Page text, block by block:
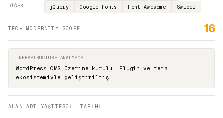
DIĞER jQuery Google Fonts Font Awesome Swiper
TECH MODERNITY SCORE 16
INFRASTRUCTURE ANALYSIS
WordPress CMS üzerine kurulu. Plugin ve tema
ekosistemiyle geliştirilmiş.
ALAN ADI YAŞI TESCİL TARİHİ